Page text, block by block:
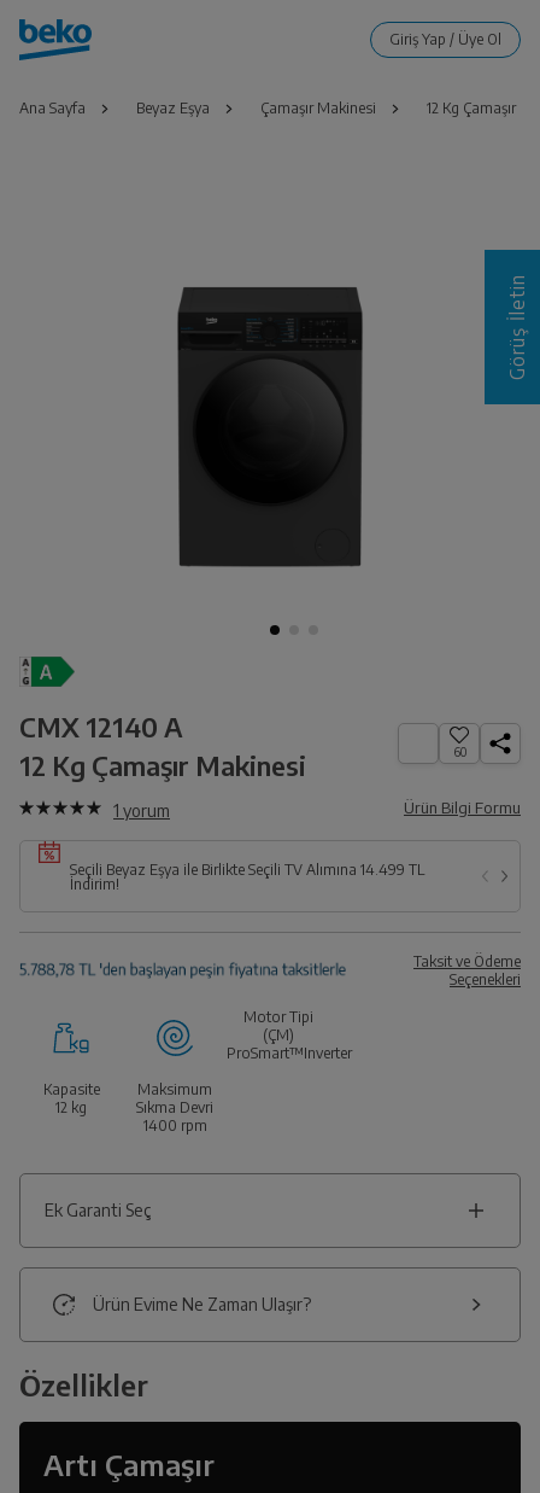
Ana Sayfa Beyaz Eşya Çamaşır Makinesi 12 Kg Çamaşır
CMX 12140 A
12 Kg Çamaşır Makinesi
60
1 yorum Ürün Bilgi Formu
Seçili Beyaz Eşya ile Birlikte Seçili TV Alımına 14.499 TL
İndirim!
Taksit ve Ödeme
Seçenekleri
Kapasite
12 kg
Maksimum
Sıkma Devri
1400 rpm
Motor Tipi
(ÇM)
ProSmart™Inverter
Ek Garanti Seç
Ürün Evime Ne Zaman Ulaşır?
Özellikler
Artı Çamaşır
Görüş İletin